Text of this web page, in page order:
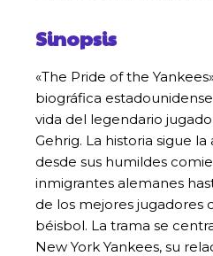
Sinopsis
«The Pride of the
biográfica
vida del legendario
Gehrig. La historia sigue
desde sus humildes
inmigrantes alemanes
de los mejores jugadores
béisbol. La trama se
New York Yankees, su